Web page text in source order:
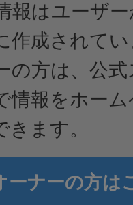
報はユーザ
作成されて
の方は、公
情報をホー
ます。
ーナーの方は